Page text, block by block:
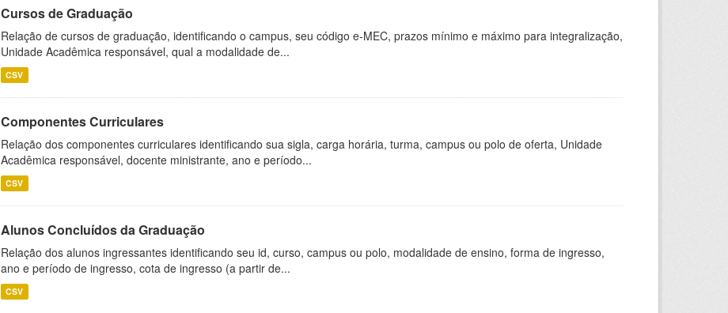
Cursos de Graduação
Relação de cursos de graduação, identificando o campus, seu código e-MEC, prazos mínimo e máximo para integralização,
Unidade Acadêmica responsável, qual a modalidade de...
CSV
Componentes Curriculares
Relação dos componentes curriculares identificando sua sigla, carga horária, turma, campus ou polo de oferta, Unidade
Acadêmica responsável, docente ministrante, ano e período...
CSV
Alunos Concluídos da Graduação
Relação dos alunos ingressantes identificando seu id, curso, campus ou polo, modalidade de ensino, forma de ingresso,
ano e período de ingresso, cota de ingresso (a partir de...
CSV